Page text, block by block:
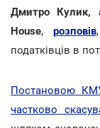
Дмитро Кулик,
House, розповів
податківців в
Постановою
частково